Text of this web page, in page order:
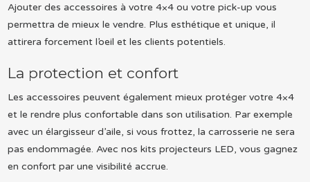
Ajouter des accessoires à votre 4×4 ou votre pick-up vous
permettra de mieux le vendre. Plus esthétique et unique, il
attirera forcement l’oeil et les clients potentiels.
La protection et confort
Les accessoires peuvent également mieux protéger votre 4×4
et le rendre plus confortable dans son utilisation. Par exemple
avec un élargisseur d’aile, si vous frottez, la carrosserie ne sera
pas endommagée. Avec nos kits projecteurs LED, vous gagnez
en confort par une visibilité accrue.